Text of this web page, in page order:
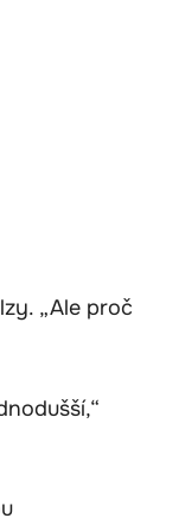
„Ale proč